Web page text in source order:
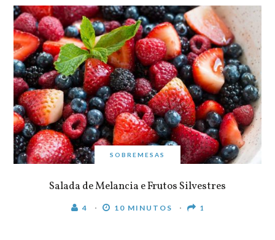
SOBREMESAS
Salada de Melancia e Frutos Silvestres
4 10 MINUTOS 1